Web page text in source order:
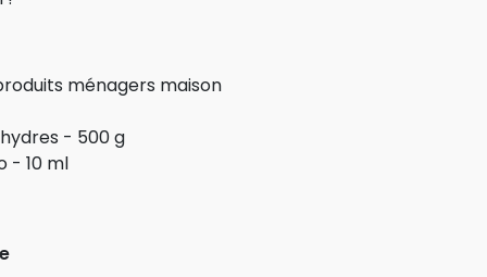
ménagers maison
- 500 g
- 10 ml